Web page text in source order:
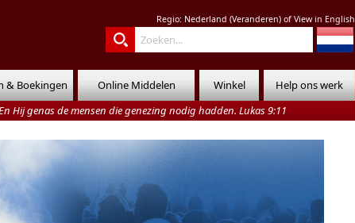
Regio: Nederland (Veranderen) of View in English
& Boekingen Online Middelen Winkel
Help ons werk
Hij genas de mensen die genezing nodig hadden. Lukas 9:11